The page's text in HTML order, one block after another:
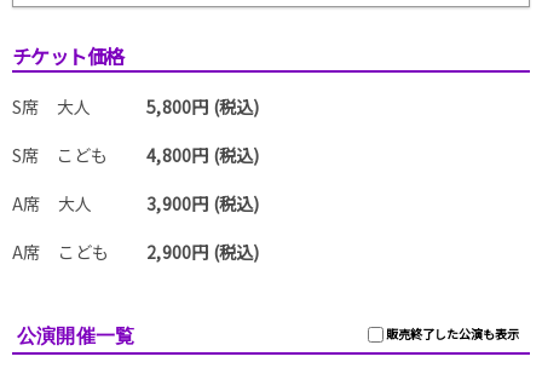
チケット価格
S席 大人
5,800円 (税込)
S席 こども
4,800円 (税込)
A席 大人
3,900円 (税込)
A席 こども
2,900円 (税込)
販売終了した公演も表示
公演開催一覧